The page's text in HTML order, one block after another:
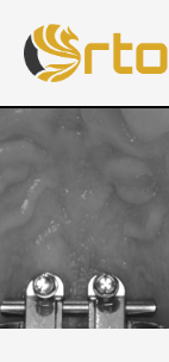
content